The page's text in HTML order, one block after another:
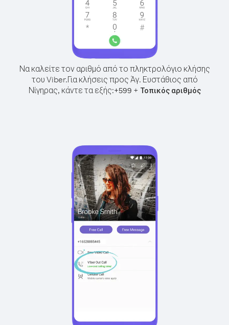
Να καλείτε τον αριθμό από το πληκτρολόγιο κλήσης
του Viber.Για κλήσεις προς Άγ. Ευστάθιος από
Νίγηρας, κάντε τα εξής:+599 + Τοπικός αριθμός